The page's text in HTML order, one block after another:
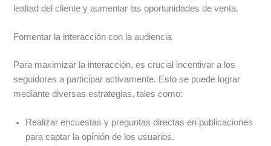
lealtad del cliente y aumentar las oportunidades de venta.
Fomentar la interacción con la audiencia
Para maximizar la interacción, es crucial incentivar a los
seguidores a participar activamente. Esto se puede lograr
mediante diversas estrategias, tales como:
Realizar encuestas y preguntas directas en publicaciones
para captar la opinión de los usuarios.